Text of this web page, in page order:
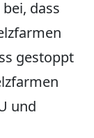
dass
gestoppt
und